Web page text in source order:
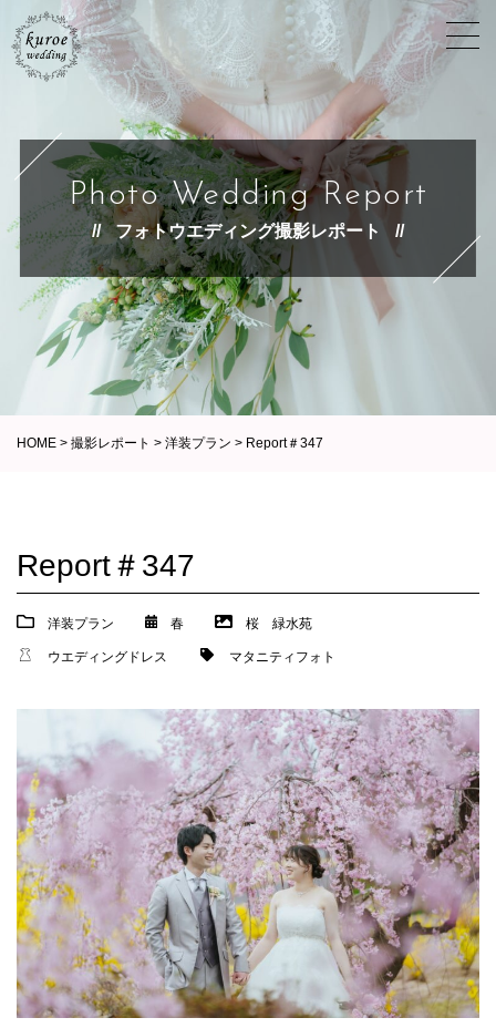
Photo Wedding Report
フォトウエディング撮影レポート
HOME > 撮影レポート > 洋装プラン > Report＃347
Report＃347
洋装プラン 春 桜 緑水苑
ウエディングドレス マタニティフォト